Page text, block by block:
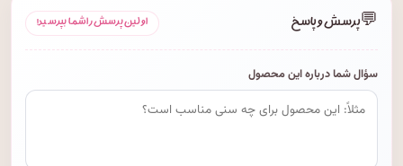
💬پرسش و پاسخ اولین پرسش را شما بپرسید!
سؤال شما درباره این محصول